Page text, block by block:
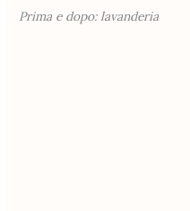
Prima e dopo: lavanderia